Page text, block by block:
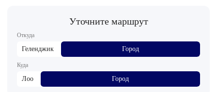
Уточните маршрут
Откуда
Геленджик Город
Куда
Лоо Город